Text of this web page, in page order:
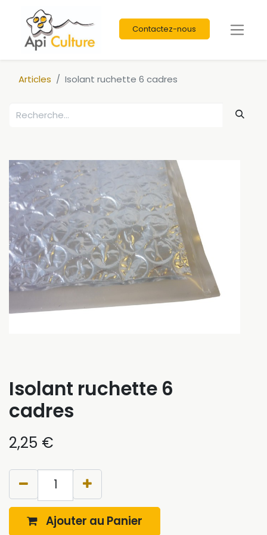
Contactez-nous
Articles Isolant ruchette 6 cadres
Isolant ruchette 6
cadres
2,25 €
Ajouter au Panier